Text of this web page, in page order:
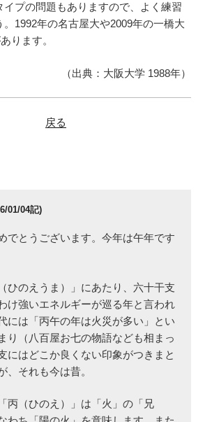
イプの問題もありますので、よく練習
。1992年の名古屋大や2009年の一橋大
ります。
（出典：大阪大学 1988年）
戻る
01/04記)
でとうございます。今年は午年です
ひのえうま）」にあたり、六十干支
け強いエネルギーが巡る年と言われ
には「丙午の年は火災が多い」とい
り（八百屋お七の物語なども相まっ
にはどこか良くない印象がつきまと
、それも今は昔。
丙（ひのえ）」は「火」の「兄